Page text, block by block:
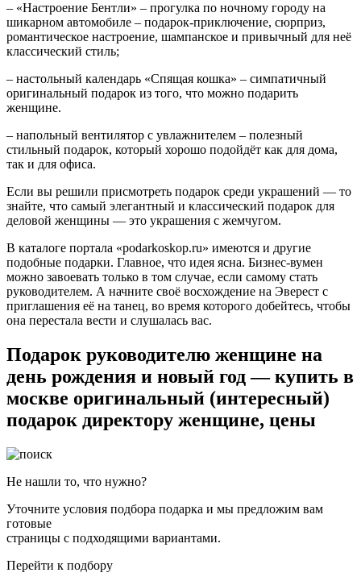
– «Настроение Бентли» – прогулка по ночному городу на
шикарном автомобиле – подарок-приключение, сюрприз,
романтическое настроение, шампанское и привычный для неё
классический стиль;
– настольный календарь «Спящая кошка» – симпатичный
оригинальный подарок из того, что можно подарить
женщине.
– напольный вентилятор с увлажнителем – полезный
стильный подарок, который хорошо подойдёт как для дома,
так и для офиса.
Если вы решили присмотреть подарок среди украшений — то
знайте, что самый элегантный и классический подарок для
деловой женщины — это украшения с жемчугом.
В каталоге портала «podarkoskop.ru» имеются и другие
подобные подарки. Главное, что идея ясна. Бизнес-вумен
можно завоевать только в том случае, если самому стать
руководителем. А начните своё восхождение на Эверест с
приглашения её на танец, во время которого добейтесь, чтобы
она перестала вести и слушалась вас.
Подарок руководителю женщине на
день рождения и новый год — купить в
москве оригинальный (интересный)
подарок директору женщине, цены
Не нашли то, что нужно?
Уточните условия подбора подарка и мы предложим вам
готовые
страницы с подходящими вариантами.
Перейти к подбору